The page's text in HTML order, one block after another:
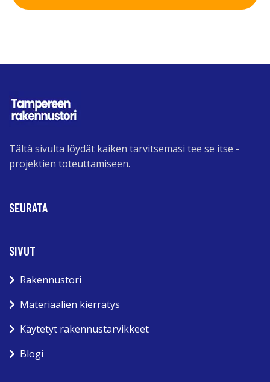
Tältä sivulta löydät kaiken tarvitsemasi tee se itse -
projektien toteuttamiseen.
SEURATA
SIVUT
Rakennustori
Materiaalien kierrätys
Käytetyt rakennustarvikkeet
Blogi